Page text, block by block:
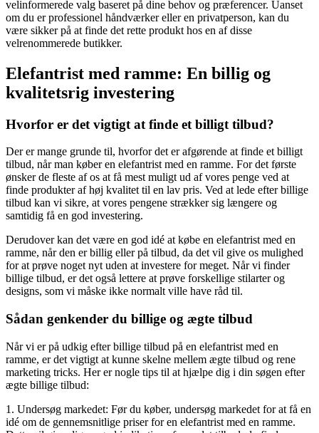
velinformerede valg baseret på dine behov og præferencer. Uanset
om du er professionel håndværker eller en privatperson, kan du
være sikker på at finde det rette produkt hos en af disse
velrenommerede butikker.
Elefantrist med ramme: En billig og
kvalitetsrig investering
Hvorfor er det vigtigt at finde et billigt tilbud?
Der er mange grunde til, hvorfor det er afgørende at finde et billigt
tilbud, når man køber en elefantrist med en ramme. For det første
ønsker de fleste af os at få mest muligt ud af vores penge ved at
finde produkter af høj kvalitet til en lav pris. Ved at lede efter billige
tilbud kan vi sikre, at vores pengene strækker sig længere og
samtidig få en god investering.
Derudover kan det være en god idé at købe en elefantrist med en
ramme, når den er billig eller på tilbud, da det vil give os mulighed
for at prøve noget nyt uden at investere for meget. Når vi finder
billige tilbud, er det også lettere at prøve forskellige stilarter og
designs, som vi måske ikke normalt ville have råd til.
Sådan genkender du billige og ægte tilbud
Når vi er på udkig efter billige tilbud på en elefantrist med en
ramme, er det vigtigt at kunne skelne mellem ægte tilbud og rene
marketing tricks. Her er nogle tips til at hjælpe dig i din søgen efter
ægte billige tilbud:
1. Undersøg markedet: Før du køber, undersøg markedet for at få en
idé om de gennemsnitlige priser for en elefantrist med en ramme.